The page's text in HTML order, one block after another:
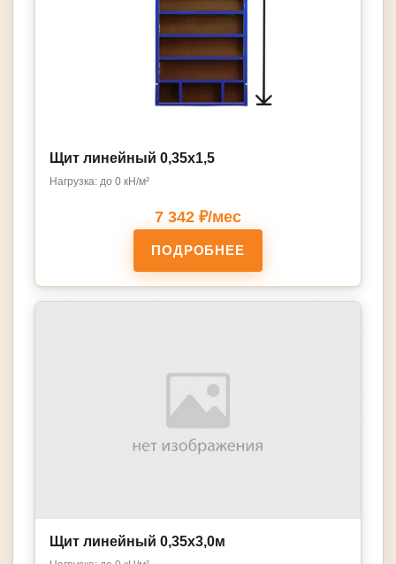
Щит линейный 0,35х1,5
Нагрузка: до 0 кН/м²
7 342 ₽/мес
ПОДРОБНЕЕ
Щит линейный 0,35х3,0м